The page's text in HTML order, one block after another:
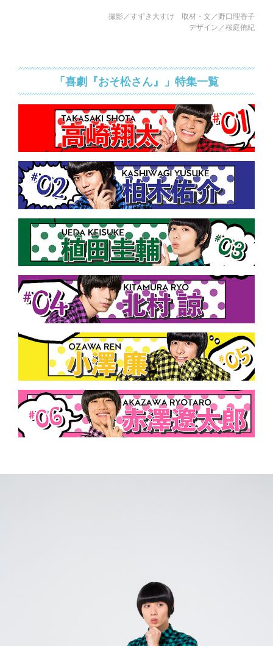
撮影／すずき大すけ 取材・文／野口理香子
デザイン／桜庭侑紀
「喜劇『おそ松さん』」特集一覧